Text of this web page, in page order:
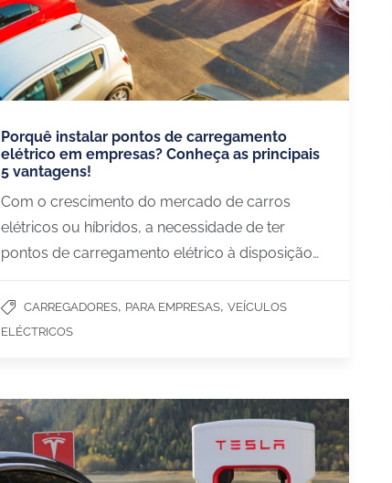
Porquê instalar pontos de carregamento
elétrico em empresas? Conheça as principais
5 vantagens!
Com o crescimento do mercado de carros
elétricos ou híbridos, a necessidade de ter
pontos de carregamento elétrico à disposição…
CARREGADORES, PARA EMPRESAS, VEÍCULOS
ELÉCTRICOS